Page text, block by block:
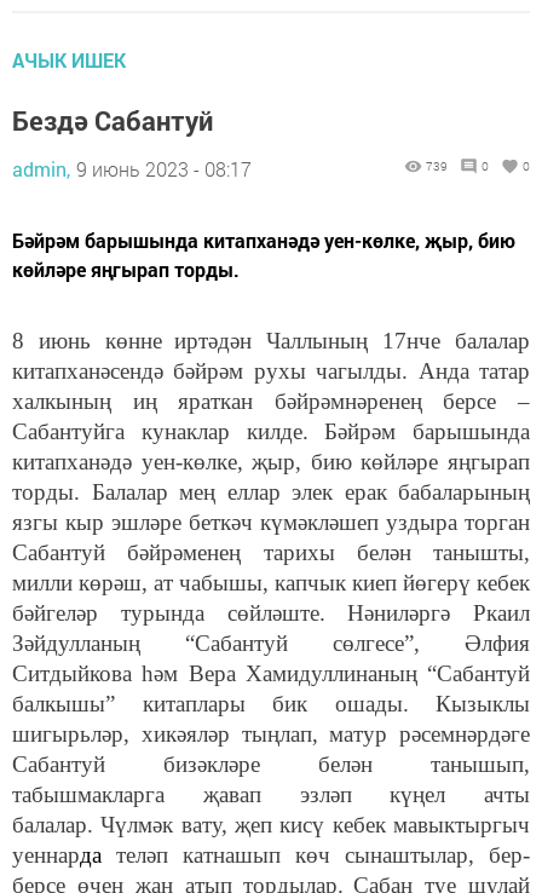
АЧЫК ИШЕК
Бездә Сабантуй
admin, 9 июнь 2023 - 08:17 739 0 0
Бәйрәм барышында китапханәдә уен-көлке, җыр, бию
көйләре яңгырап торды.
8 июнь көнне иртәдән Чаллының 17нче балалар
китапханәсендә бәйрәм рухы чагылды. Анда татар
халкының иң яраткан бәйрәмнәренең берсе –
Сабантуйга кунаклар килде. Бәйрәм барышында
китапханәдә уен-көлке, җыр, бию көйләре яңгырап
торды. Балалар мең еллар элек ерак бабаларының
язгы кыр эшләре беткәч күмәкләшеп уздыра торган
Сабантуй бәйрәменең тарихы белән танышты,
милли көрәш, ат чабышы, капчык киеп йөгерү кебек
бәйгеләр турында сөйләште. Нәниләргә Ркаил
Зәйдулланың “Сабантуй сөлгесе”, Әлфия
Ситдыйкова һәм Вера Хамидуллинаның “Сабантуй
балкышы” китаплары бик ошады. Кызыклы
шигырьләр, хикәяләр тыңлап, матур рәсемнәрдәге
Сабантуй бизәкләре белән танышып,
табышмакларга җавап эзләп күңел ачты
балалар. Чүлмәк вату, җеп кисү кебек мавыктыргыч
уеннарда теләп катнашып көч сынаштылар, бер-
берсе өчен җан атып тордылар. Сабан туе шулай